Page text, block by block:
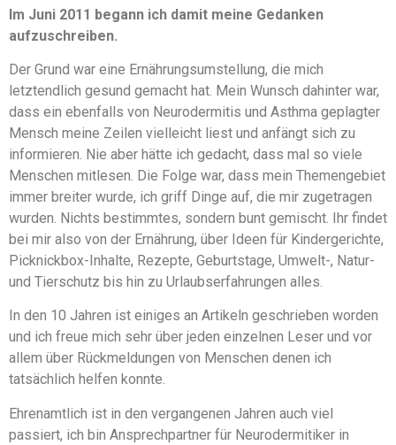
Im Juni 2011 begann ich damit meine Gedanken
aufzuschreiben.
Der Grund war eine Ernährungsumstellung, die mich
letztendlich gesund gemacht hat. Mein Wunsch dahinter war,
dass ein ebenfalls von Neurodermitis und Asthma geplagter
Mensch meine Zeilen vielleicht liest und anfängt sich zu
informieren. Nie aber hätte ich gedacht, dass mal so viele
Menschen mitlesen. Die Folge war, dass mein Themengebiet
immer breiter wurde, ich griff Dinge auf, die mir zugetragen
wurden. Nichts bestimmtes, sondern bunt gemischt. Ihr findet
bei mir also von der Ernährung, über Ideen für Kindergerichte,
Picknickbox-Inhalte, Rezepte, Geburtstage, Umwelt-, Natur-
und Tierschutz bis hin zu Urlaubserfahrungen alles.
In den 10 Jahren ist einiges an Artikeln geschrieben worden
und ich freue mich sehr über jeden einzelnen Leser und vor
allem über Rückmeldungen von Menschen denen ich
tatsächlich helfen konnte.
Ehrenamtlich ist in den vergangenen Jahren auch viel
passiert, ich bin Ansprechpartner für Neurodermitiker in